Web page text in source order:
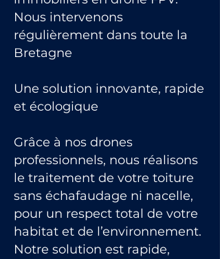
Nous intervenons
régulièrement dans toute la
Bretagne
Une solution innovante, rapide
et écologique
Grâce à nos drones
professionnels, nous réalisons
le traitement de votre toiture
sans échafaudage ni nacelle,
pour un respect total de votre
habitat et de l’environnement.
Notre solution est rapide,